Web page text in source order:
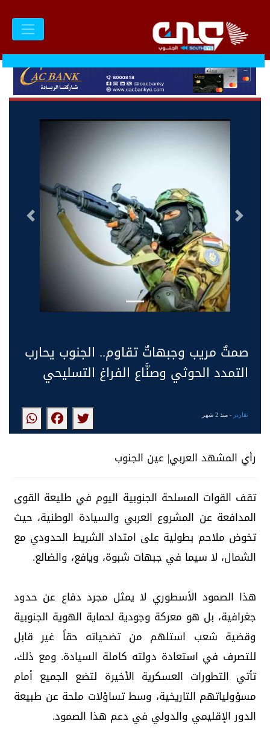
التالى السابق
صمتٌ مريب وجبهاتٌ تقاوم.. الجنوب يحارب
التمدد الحوثي وصنَّاع الفراغ التسليحي
تقارير - منذ 2 شهر
رأي المشهد العربي| عين الجنوب
تقف القوات المسلحة الجنوبية اليوم في طليعة القوى
المدافعة عن المشروع العربي والسيادة الوطنية، حيث
تخوض ملاحم بطولية على امتداد الشريط الحدودي مع
الشمال، لا سيما في جبهات شبوة، ويافع، والضالع.
هذا الصمود الأسطوري لا يمثل مجرد دفاع عن حدود
جغرافية، بل هو معركة وجودية لحماية الهوية الجنوبية
وقضية شعب استلهم من تضحياته حقاً غير قابل
للتصرف في استعادة دولته كاملة السيادة. ومع ذلك،
تأتي التطورات العسكرية الأخيرة لتضع الجميع أمام
مسؤولياتهم التاريخية، وسط تساؤلات ملحة عن طبيعة
الدور الإقليمي والدولي في دعم هذا الصمود.